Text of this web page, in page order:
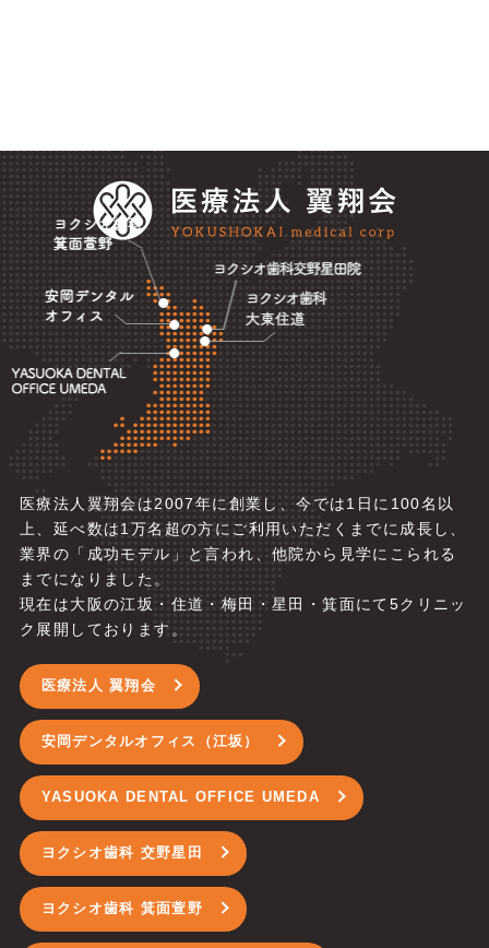
医療法人翼翔会は2007年に創業し、今では1日に100名以
上、延べ数は1万名超の方にご利用いただくまでに成長し、
業界の「成功モデル」と言われ、他院から見学にこられる
までになりました。
現在は大阪の江坂・住道・梅田・星田・箕面にて5クリニッ
ク展開しております。
医療法人 翼翔会
安岡デンタルオフィス（江坂）
YASUOKA DENTAL OFFICE UMEDA
ヨクシオ歯科 交野星田
ヨクシオ歯科 箕面萱野